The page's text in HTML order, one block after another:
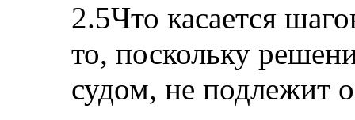
2.5Что касается
то, поскольку
судом, не подлежит